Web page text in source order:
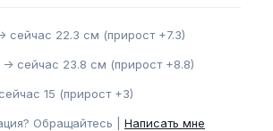
сейчас 22.3 см (прирост +7.3)
> сейчас 23.8 см (прирост +8.8)
15 (прирост +3)
Обращайтесь | Написать мне